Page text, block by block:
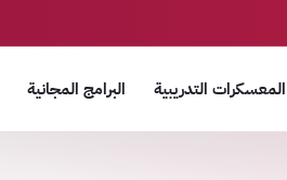
المعسكرات التدريبية البرامج المجانية